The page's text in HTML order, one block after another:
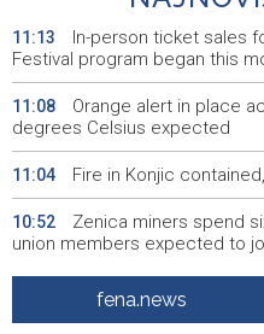
11:13
In-person ticket sales
Festival program began this
11:08
Orange alert in place
degrees Celsius expected
11:04 Fire in Konjic
10:52
Zenica miners spend
union members expected to
Puhovski: Evropska
nema jasan plan ni za Zapadni
fena.news